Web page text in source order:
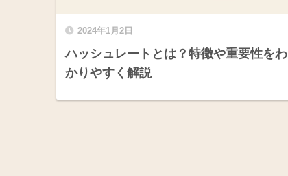
2024年1月2日
ハッシュレートとは？特徴や重要性をわ
かりやすく解説